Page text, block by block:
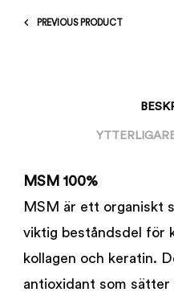
PREVIOUS PRODUCT
MSM 100%
MSM är ett organiskt
viktig beståndsdel för
kollagen och keratin.
antioxidant som